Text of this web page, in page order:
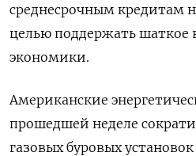
среднесрочным кредитам
целью поддержать шаткое
экономики.
Американские
прошедшей неделе
газовых буровых